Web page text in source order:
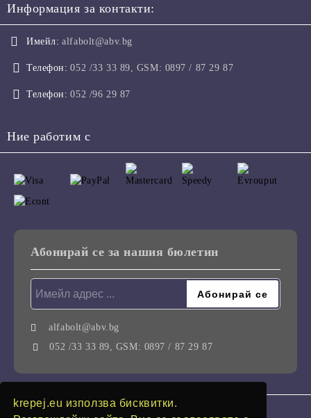
krepej.eu използва бисквитки.
Информация за контакти:
Имейл: alfabolt@abv.bg
Телефон: 052 /33 33 89, GSM: 0897 / 87 29 87
Телефон: 052 /96 29 87
Ние работим с
Абонирай се за нашия бюлетин
alfabolt@abv.bg
052 /33 33 89, GSM: 0897 / 87 29 87